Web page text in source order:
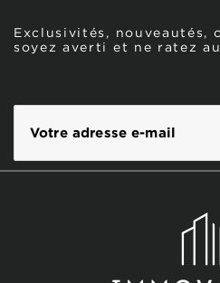
Exclusivités, nouveautés,
soyez averti et ne ratez